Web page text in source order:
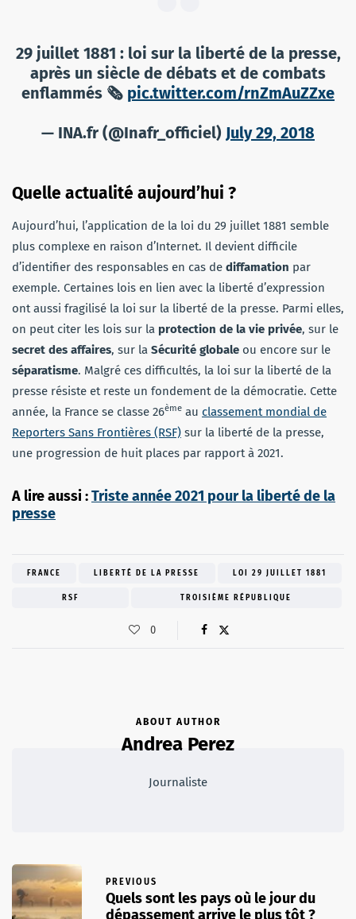
29 juillet 1881 : loi sur la liberté de la presse,
après un siècle de débats et de combats
enflammés 🗞️ pic.twitter.com/rnZmAuZZxe
— INA.fr (@Inafr_officiel) July 29, 2018
Quelle actualité aujourd’hui ?
Aujourd’hui, l’application de la loi du 29 juillet 1881 semble
plus complexe en raison d’Internet. Il devient difficile
d’identifier des responsables en cas de diffamation par
exemple. Certaines lois en lien avec la liberté d’expression
ont aussi fragilisé la loi sur la liberté de la presse. Parmi elles,
on peut citer les lois sur la protection de la vie privée, sur le
secret des affaires, sur la Sécurité globale ou encore sur le
séparatisme. Malgré ces difficultés, la loi sur la liberté de la
presse résiste et reste un fondement de la démocratie. Cette
année, la France se classe 26ème au classement mondial de
Reporters Sans Frontières (RSF) sur la liberté de la presse,
une progression de huit places par rapport à 2021.
A lire aussi :Triste année 2021 pour la liberté de la
presse
FRANCE LIBERTÉ DE LA PRESSE LOI 29 JUILLET 1881
RSF TROISIÈME RÉPUBLIQUE
0
ABOUT AUTHOR
Andrea Perez
Journaliste
PREVIOUS
Quels sont les pays où le jour du
dépassement arrive le plus tôt ?